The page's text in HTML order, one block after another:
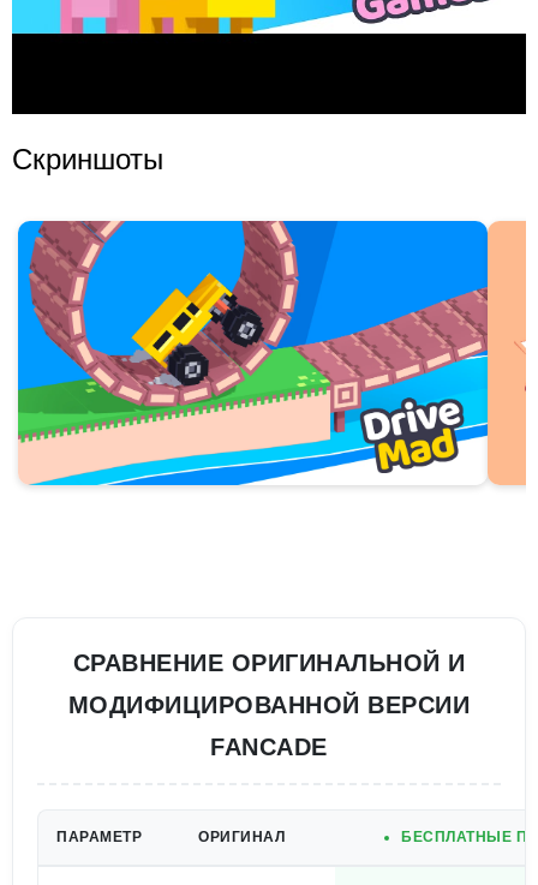
Скриншоты
СРАВНЕНИЕ ОРИГИНАЛЬНОЙ И
МОДИФИЦИРОВАННОЙ ВЕРСИИ
FANCADE
ПАРАМЕТР ОРИГИНАЛ БЕСПЛАТНЫЕ